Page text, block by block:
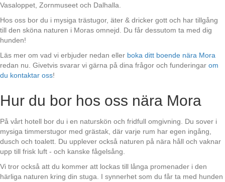
Vasaloppet, Zornmuseet och Dalhalla.
Hos oss bor du i mysiga trästugor, äter & dricker gott och har tillgång
till den sköna naturen i Moras omnejd. Du får dessutom ta med dig
hunden!
Läs mer om vad vi erbjuder nedan eller boka ditt boende nära Mora
redan nu. Givetvis svarar vi gärna på dina frågor och funderingar om
du kontaktar oss!
Hur du bor hos oss nära Mora
På vårt hotell bor du i en naturskön och fridfull omgivning. Du sover i
mysiga timmerstugor med grästak, där varje rum har egen ingång,
dusch och toalett. Du upplever också naturen på nära håll och vaknar
upp till frisk luft - och kanske fågelsång.
Vi tror också att du kommer att lockas till långa promenader i den
härliga naturen kring din stuga. I synnerhet som du får ta med hunden